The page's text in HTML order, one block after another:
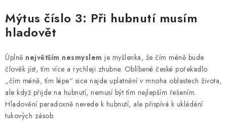
Mýtus číslo 3: Při hubnutí musím
hladovět
Úplně největším nesmyslem je myšlenka, že čím méně bude
člověk jíst, tím více a rychleji zhubne. Oblíbené české pořekadlo
„čím méně, tím lépe“ sice najde uplatnění v mnoha oblastech života,
ale když přijde na hubnutí, nemusí být tím nejlepším řešením.
Hladovění paradoxně nevede k hubnutí, ale přispívá k ukládání
tukových zásob.